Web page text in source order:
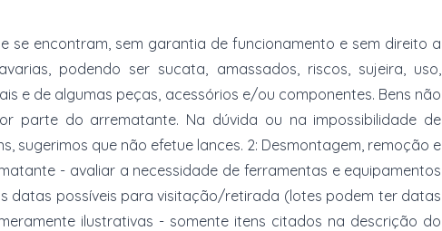
se encontram, sem garantia de funcionamento e sem direito a
podendo ser sucata, amassados, riscos, sujeira, uso,
e de algumas peças, acessórios e/ou componentes. Bens não
parte do arrematante. Na dúvida ou na impossibilidade de
sugerimos que não efetue lances. 2: Desmontagem, remoção e
- avaliar a necessidade de ferramentas e equipamentos
datas possíveis para visitação/retirada (lotes podem ter datas
ilustrativas - somente itens citados na descrição do